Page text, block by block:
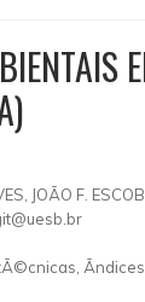
JOÃO F.
Ã­ndices